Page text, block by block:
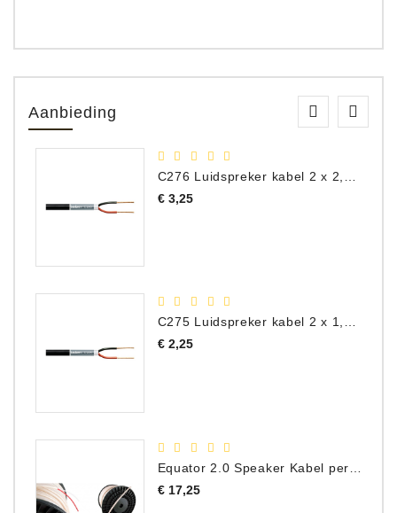
Aanbieding
€ 3,25Prijs
C275 Luidspreker kabel 2 x 1,50 mm² (Per Meter)
€ 2,25Prijs
€ 17,25Prijs